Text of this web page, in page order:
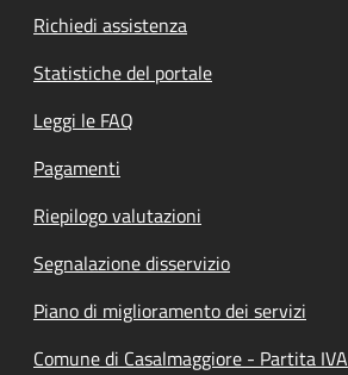
Richiedi assistenza
Statistiche del portale
Leggi le FAQ
Pagamenti
Riepilogo valutazioni
Segnalazione disservizio
Piano di miglioramento dei servizi
Comune di Casalmaggiore - Partita IVA